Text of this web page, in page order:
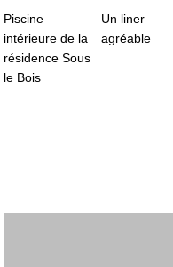
Piscine
intérieure de la
résidence Sous
le Bois
Un liner
agréable